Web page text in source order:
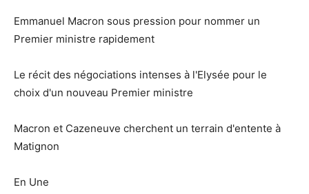
Emmanuel Macron sous pression pour nommer un
Premier ministre rapidement
Le récit des négociations intenses à l'Elysée pour le
choix d'un nouveau Premier ministre
Macron et Cazeneuve cherchent un terrain d'entente à
Matignon
En Une